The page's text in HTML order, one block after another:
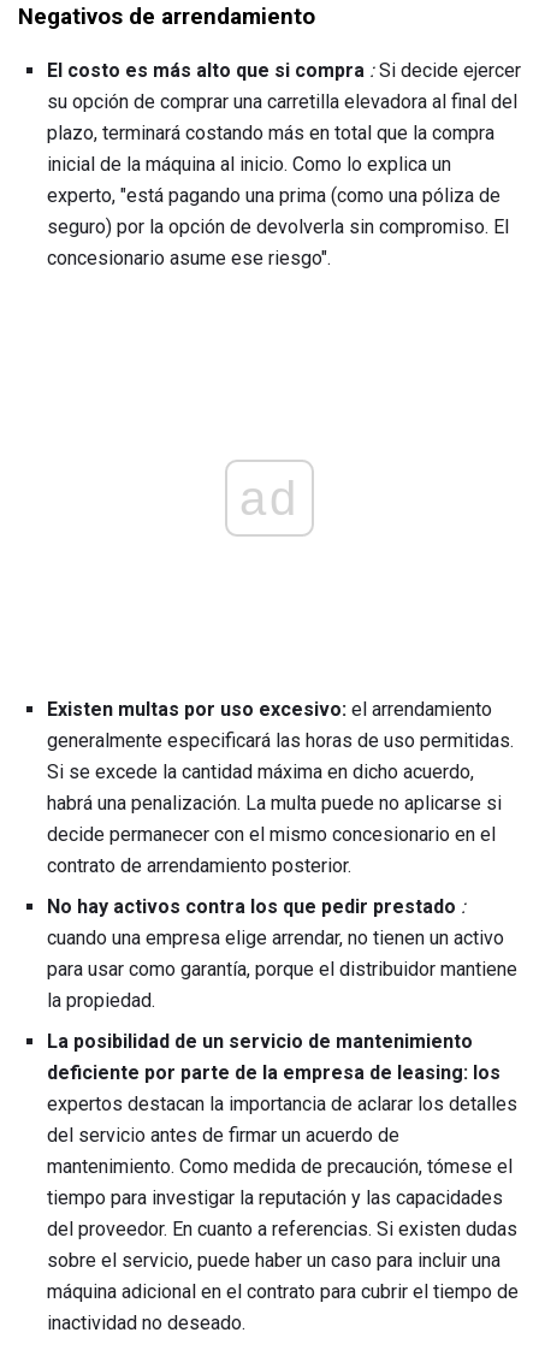
Negativos de arrendamiento
El costo es más alto que si compra :Si decide ejercer
su opción de comprar una carretilla elevadora al final del
plazo, terminará costando más en total que la compra
inicial de la máquina al inicio. Como lo explica un
experto, "está pagando una prima (como una póliza de
seguro) por la opción de devolverla sin compromiso. El
concesionario asume ese riesgo".
ad
Existen multas por uso excesivo: el arrendamiento
generalmente especificará las horas de uso permitidas.
Si se excede la cantidad máxima en dicho acuerdo,
habrá una penalización. La multa puede no aplicarse si
decide permanecer con el mismo concesionario en el
contrato de arrendamiento posterior.
No hay activos contra los que pedir prestado :
cuando una empresa elige arrendar, no tienen un activo
para usar como garantía, porque el distribuidor mantiene
la propiedad.
La posibilidad de un servicio de mantenimiento
deficiente por parte de la empresa de leasing: los
expertos destacan la importancia de aclarar los detalles
del servicio antes de firmar un acuerdo de
mantenimiento. Como medida de precaución, tómese el
tiempo para investigar la reputación y las capacidades
del proveedor. En cuanto a referencias. Si existen dudas
sobre el servicio, puede haber un caso para incluir una
máquina adicional en el contrato para cubrir el tiempo de
inactividad no deseado.